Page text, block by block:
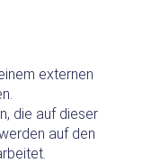
externen
die auf dieser
auf den